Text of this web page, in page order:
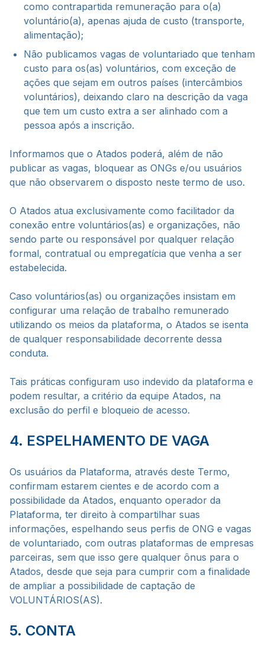
como contrapartida remuneração para o(a)
voluntário(a), apenas ajuda de custo (transporte,
alimentação);
Não publicamos vagas de voluntariado que tenham
custo para os(as) voluntários, com exceção de
ações que sejam em outros países (intercâmbios
voluntários), deixando claro na descrição da vaga
que tem um custo extra a ser alinhado com a
pessoa após a inscrição.
Informamos que o Atados poderá, além de não
publicar as vagas, bloquear as ONGs e/ou usuários
que não observarem o disposto neste termo de uso.
O Atados atua exclusivamente como facilitador da
conexão entre voluntários(as) e organizações, não
sendo parte ou responsável por qualquer relação
formal, contratual ou empregatícia que venha a ser
estabelecida.
Caso voluntários(as) ou organizações insistam em
configurar uma relação de trabalho remunerado
utilizando os meios da plataforma, o Atados se isenta
de qualquer responsabilidade decorrente dessa
conduta.
Tais práticas configuram uso indevido da plataforma e
podem resultar, a critério da equipe Atados, na
exclusão do perfil e bloqueio de acesso.
4. ESPELHAMENTO DE VAGA
Os usuários da Plataforma, através deste Termo,
confirmam estarem cientes e de acordo com a
possibilidade da Atados, enquanto operador da
Plataforma, ter direito à compartilhar suas
informações, espelhando seus perfis de ONG e vagas
de voluntariado, com outras plataformas de empresas
parceiras, sem que isso gere qualquer ônus para o
Atados, desde que seja para cumprir com a finalidade
de ampliar a possibilidade de captação de
VOLUNTÁRIOS(AS).
5. CONTA